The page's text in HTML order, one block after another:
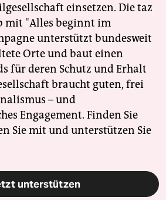
einsetzen. Die taz
mit "Alles beginnt im
unterstützt bundesweit
Orte und baut einen
für deren Schutz und Erhalt
braucht guten, frei
– und
Engagement. Finden Sie
Sie mit und unterstützen Sie
unterstützen